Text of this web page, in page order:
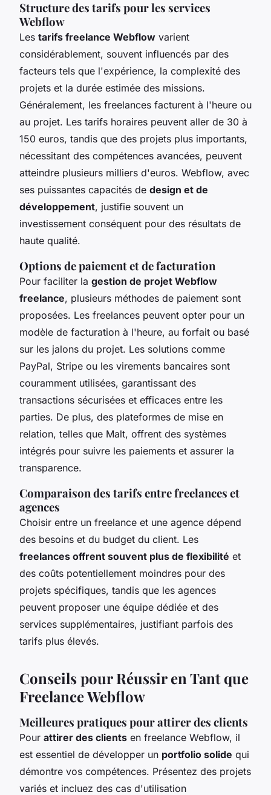
Structure des tarifs pour les services
Webflow
Les tarifs freelance Webflow varient
considérablement, souvent influencés par des
facteurs tels que l'expérience, la complexité des
projets et la durée estimée des missions.
Généralement, les freelances facturent à l'heure ou
au projet. Les tarifs horaires peuvent aller de 30 à
150 euros, tandis que des projets plus importants,
nécessitant des compétences avancées, peuvent
atteindre plusieurs milliers d'euros. Webflow, avec
ses puissantes capacités de design et de
développement, justifie souvent un
investissement conséquent pour des résultats de
haute qualité.
Options de paiement et de facturation
Pour faciliter la gestion de projet Webflow
freelance, plusieurs méthodes de paiement sont
proposées. Les freelances peuvent opter pour un
modèle de facturation à l'heure, au forfait ou basé
sur les jalons du projet. Les solutions comme
PayPal, Stripe ou les virements bancaires sont
couramment utilisées, garantissant des
transactions sécurisées et efficaces entre les
parties. De plus, des plateformes de mise en
relation, telles que Malt, offrent des systèmes
intégrés pour suivre les paiements et assurer la
transparence.
Comparaison des tarifs entre freelances et
agences
Choisir entre un freelance et une agence dépend
des besoins et du budget du client. Les
freelances offrent souvent plus de flexibilité et
des coûts potentiellement moindres pour des
projets spécifiques, tandis que les agences
peuvent proposer une équipe dédiée et des
services supplémentaires, justifiant parfois des
tarifs plus élevés.
Conseils pour Réussir en Tant que
Freelance Webflow
Meilleures pratiques pour attirer des clients
Pour attirer des clients en freelance Webflow, il
est essentiel de développer un portfolio solide qui
démontre vos compétences. Présentez des projets
variés et incluez des cas d'utilisation